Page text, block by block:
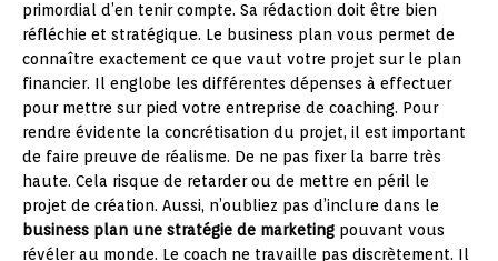
primordial d’en tenir compte. Sa rédaction doit être bien
réfléchie et stratégique. Le business plan vous permet de
connaître exactement ce que vaut votre projet sur le plan
financier. Il englobe les différentes dépenses à effectuer
pour mettre sur pied votre entreprise de coaching. Pour
rendre évidente la concrétisation du projet, il est important
de faire preuve de réalisme. De ne pas fixer la barre très
haute. Cela risque de retarder ou de mettre en péril le
projet de création. Aussi, n’oubliez pas d’inclure dans le
business plan une stratégie de marketing pouvant vous
révéler au monde. Le coach ne travaille pas discrètement. Il